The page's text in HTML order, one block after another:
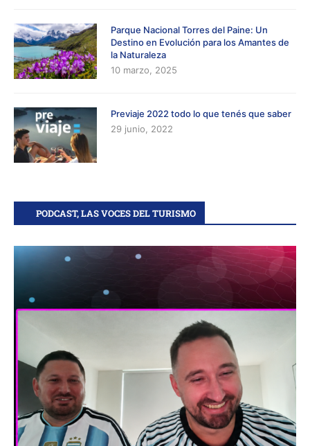
Parque Nacional Torres del Paine: Un
Destino en Evolución para los Amantes de
la Naturaleza
10 marzo, 2025
Previaje 2022 todo lo que tenés que saber
29 junio, 2022
PODCAST, LAS VOCES DEL TURISMO